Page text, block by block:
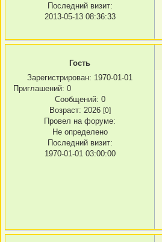
Последний визит:
2013-05-13 08:36:33
Гость
Зарегистрирован: 1970-01-01
Приглашений: 0
Сообщений: 0
Возраст: 2026 [0]
Провел на форуме:
Не определено
Последний визит:
1970-01-01 03:00:00